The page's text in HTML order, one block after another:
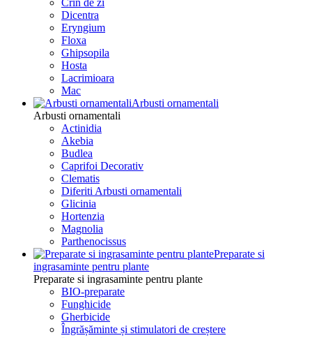
Crin de zi
Dicentra
Eryngium
Floxa
Ghipsopila
Hosta
Lacrimioara
Mac
Arbusti ornamentali
Arbusti ornamentali
Actinidia
Akebia
Budlea
Caprifoi Decorativ
Clematis
Diferiti Arbusti ornamentali
Glicinia
Hortenzia
Magnolia
Parthenocissus
Preparate si
ingrasaminte pentru plante
Preparate si ingrasaminte pentru plante
BIO-preparate
Funghicide
Gherbicide
Îngrășăminte și stimulatori de creștere